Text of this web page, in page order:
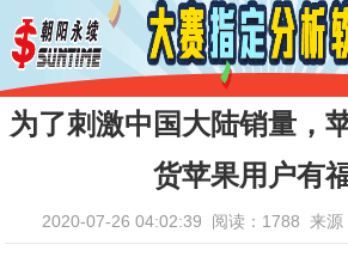
为了刺激中国大陆销量，
货苹果用户有
2020-07-26 04:02:39 阅读：1788 来源